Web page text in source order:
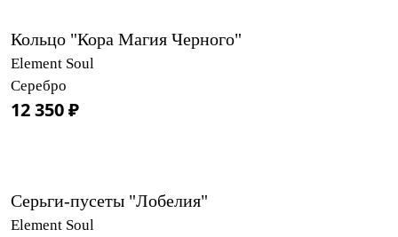
Кольцо "Кора Магия Черного"
Element Soul
Серебро
12 350 ₽
Серьги-пусеты "Лобелия"
Element Soul